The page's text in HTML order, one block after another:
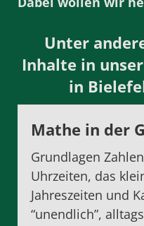
Unter
Inhalte in
in
Mathe in der
Grundlagen
Uhrzeiten, das
Jahreszeiten und
“unendlich”,